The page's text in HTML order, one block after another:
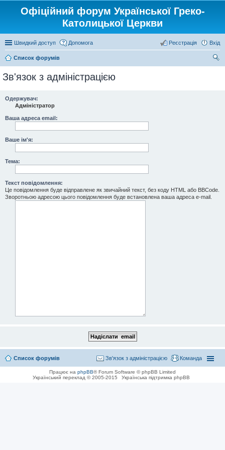
Офіційний форум Української Греко-
Католицької Церкви
Швидкий доступ Допомога Вхід
Реєстрація
Список форумів
Зв'язок з адміністрацією
Одержувач:
Адміністратор
Ваша адреса email:
Ваше ім'я:
Тема:
Текст повідомлення:
Це повідомлення буде відправлене як звичайний текст, без коду HTML або BBCode.
Зворотньою адресою цього повідомлення буде встановлена ваша адреса e-mail.
Список форумів Команда
Зв'язок з адміністрацією
Працює на phpBB® Forum Software © phpBB Limited
Український переклад © 2005-2015
Українська підтримка phpBB